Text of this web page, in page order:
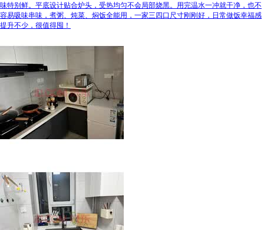
味特别鲜。平底设计贴合炉头，受热均匀不会局部烧黑。用完温水一冲就干净，也不
容易吸味串味，煮粥、炖菜、焖饭全能用，一家三四口尺寸刚刚好，日常做饭幸福感
提升不少，很值得囤！